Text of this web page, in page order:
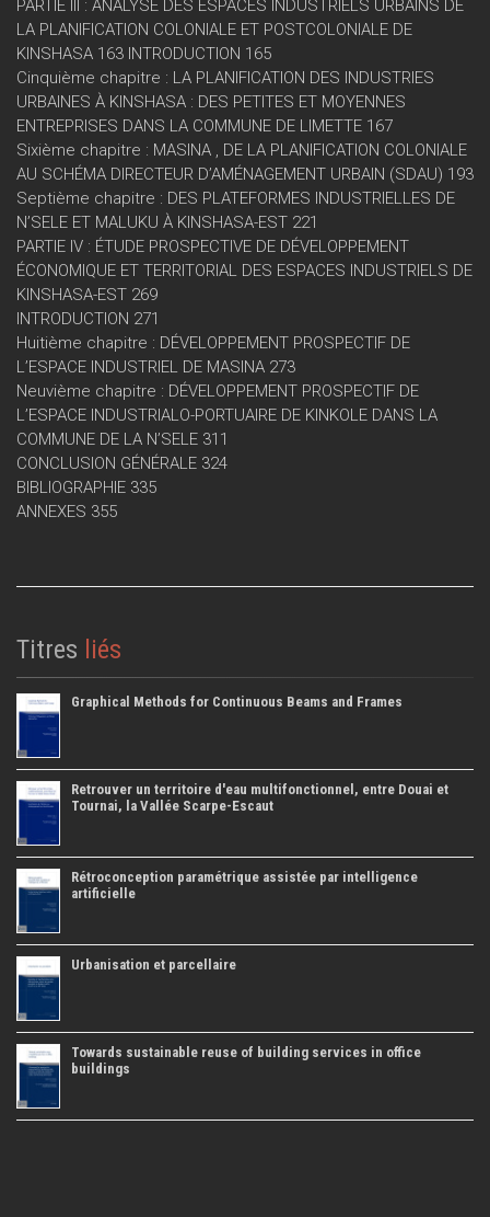
PARTIE III : ANALYSE DES ESPACES INDUSTRIELS URBAINS DE
LA PLANIFICATION COLONIALE ET POSTCOLONIALE DE
KINSHASA 163 INTRODUCTION 165
Cinquième chapitre : LA PLANIFICATION DES INDUSTRIES
URBAINES À KINSHASA : DES PETITES ET MOYENNES
ENTREPRISES DANS LA COMMUNE DE LIMETTE 167
Sixième chapitre : MASINA , DE LA PLANIFICATION COLONIALE
AU SCHÉMA DIRECTEUR D’AMÉNAGEMENT URBAIN (SDAU) 193
Septième chapitre : DES PLATEFORMES INDUSTRIELLES DE
N’SELE ET MALUKU À KINSHASA-EST 221
PARTIE IV : ÉTUDE PROSPECTIVE DE DÉVELOPPEMENT
ÉCONOMIQUE ET TERRITORIAL DES ESPACES INDUSTRIELS DE
KINSHASA-EST 269
INTRODUCTION 271
Huitième chapitre : DÉVELOPPEMENT PROSPECTIF DE
L’ESPACE INDUSTRIEL DE MASINA 273
Neuvième chapitre : DÉVELOPPEMENT PROSPECTIF DE
L’ESPACE INDUSTRIALO-PORTUAIRE DE KINKOLE DANS LA
COMMUNE DE LA N’SELE 311
CONCLUSION GÉNÉRALE 324
BIBLIOGRAPHIE 335
ANNEXES 355
Titres liés
Graphical Methods for Continuous Beams and Frames
Retrouver un territoire d'eau multifonctionnel, entre Douai et
Tournai, la Vallée Scarpe-Escaut
Rétroconception paramétrique assistée par intelligence
artificielle
Urbanisation et parcellaire
Towards sustainable reuse of building services in office
buildings